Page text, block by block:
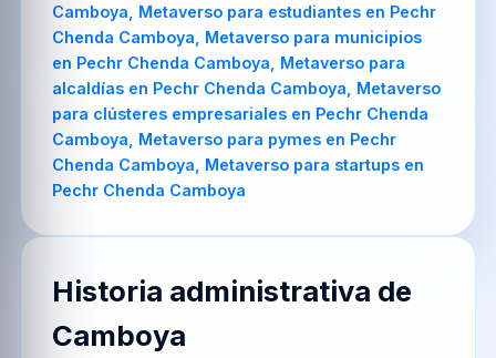
Historia administrativa de
Camboya